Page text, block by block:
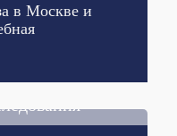
в Москве и